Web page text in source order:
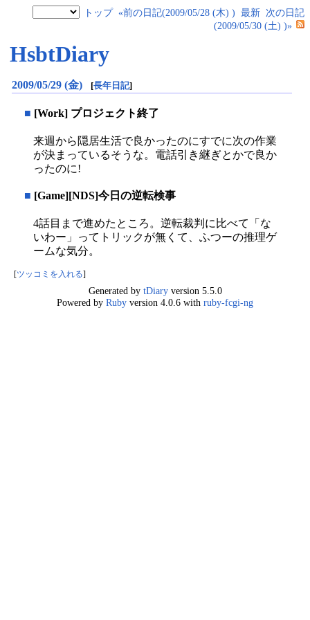
トップ «前の日記(2009/05/28 (木) ) 最新 次の日記
(2009/05/30 (土) )»
HsbtDiary
2009/05/29 (金) [長年日記]
■ [Work] プロジェクト終了
来週から隠居生活で良かったのにすでに次の作業
が決まっているそうな。電話引き継ぎとかで良か
ったのに!
■ [Game][NDS]今日の逆転検事
4話目まで進めたところ。逆転裁判に比べて「な
いわー」ってトリックが無くて、ふつーの推理ゲ
ームな気分。
ツッコミを入れる
Generated by tDiaryversion 5.5.0
Powered by Ruby version 4.0.6 with ruby-fcgi-ng